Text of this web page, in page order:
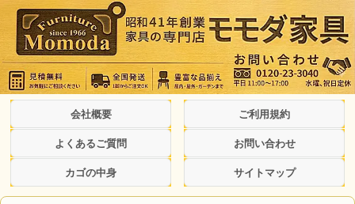
会社概要 ご利用規約
よくあるご質問 お問い合わせ
カゴの中身 サイトマップ